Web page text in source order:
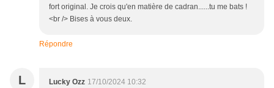
fort original. Je crois qu'en matière de cadran......tu me bats !
<br /> Bises à vous deux.
Répondre
L Lucky Ozz 17/10/2024 10:32